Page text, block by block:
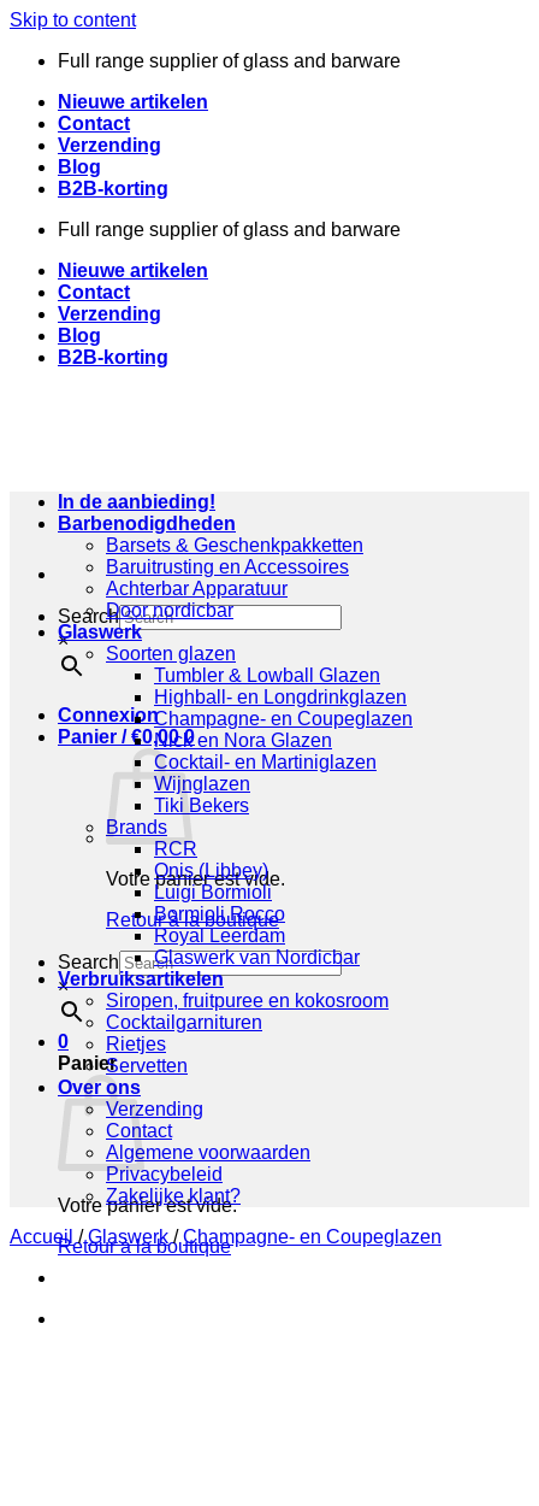
Skip to content
Full range supplier of glass and barware
Nieuwe artikelen
Contact
Verzending
Blog
B2B-korting
Full range supplier of glass and barware
Nieuwe artikelen
Contact
Verzending
Blog
B2B-korting
Search
×
Connexion
Panier /€0,00 0
Votre panier est vide.
Retour à la boutique
Search
×
0
Panier
Votre panier est vide.
Retour à la boutique
In de aanbieding!
Barbenodigdheden
Barsets & Geschenkpakketten
Baruitrusting en Accessoires
Achterbar Apparatuur
Door nordicbar
Glaswerk
Soorten glazen
Tumbler & Lowball Glazen
Highball- en Longdrinkglazen
Champagne- en Coupeglazen
Nick en Nora Glazen
Cocktail- en Martiniglazen
Wijnglazen
Tiki Bekers
Brands
RCR
Onis (Libbey)
Luigi Bormioli
Bormioli Rocco
Royal Leerdam
Glaswerk van Nordicbar
Verbruiksartikelen
Siropen, fruitpuree en kokosroom
Cocktailgarnituren
Rietjes
Servetten
Over ons
Verzending
Contact
Algemene voorwaarden
Privacybeleid
Zakelijke klant?
Accueil / Glaswerk / Champagne- en Coupeglazen